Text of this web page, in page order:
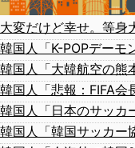
大変だけど幸せ。等身